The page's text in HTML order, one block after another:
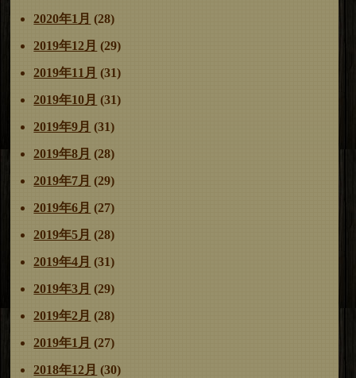
2020年1月 (28)
2019年12月 (29)
2019年11月 (31)
2019年10月 (31)
2019年9月 (31)
2019年8月 (28)
2019年7月 (29)
2019年6月 (27)
2019年5月 (28)
2019年4月 (31)
2019年3月 (29)
2019年2月 (28)
2019年1月 (27)
2018年12月 (30)